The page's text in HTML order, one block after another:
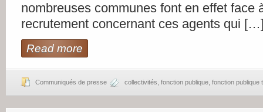
nombreuses communes font en effet face
recrutement concernant ces agents qui
Read more
Communiqués de presse collectivités fonction publique fonction publique